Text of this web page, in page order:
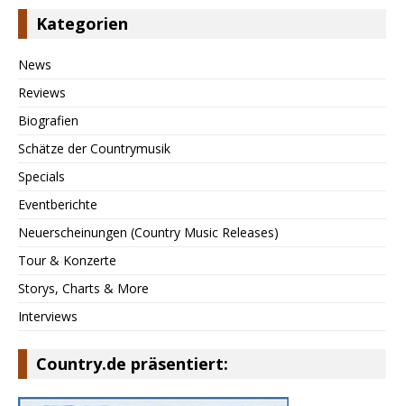
Kategorien
News
Reviews
Biografien
Schätze der Countrymusik
Specials
Eventberichte
Neuerscheinungen (Country Music Releases)
Tour & Konzerte
Storys, Charts & More
Interviews
Country.de präsentiert: